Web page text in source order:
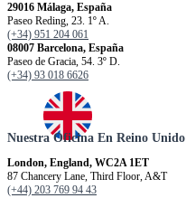
29016 Málaga, España
Paseo Reding, 23. 1º A.
(+34) 951 204 061
08007 Barcelona, España
Paseo de Gracia, 54. 3º D.
(+34) 93 018 6626
Nuestra Oficina En Reino Unido
London, England, WC2A 1ET
87 Chancery Lane, Third Floor, A&T
(+44) 203 769 94 43